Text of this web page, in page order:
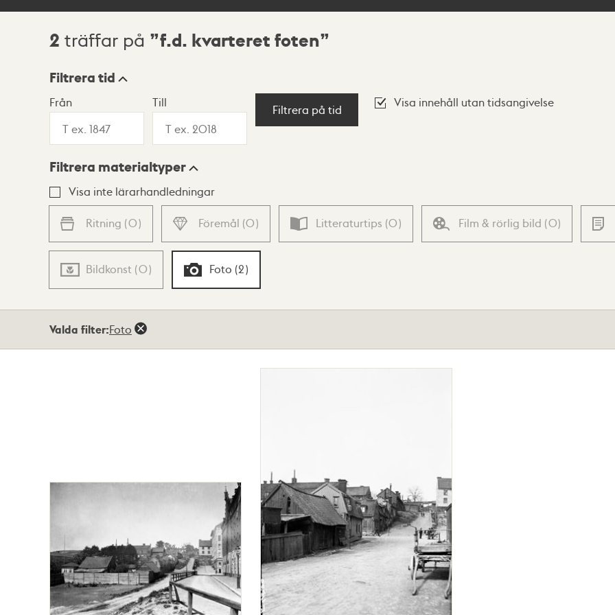
Sökresultat
2 träffar på f.d. kvarteret foten
Visningsläge
Lista Karta
Filtrera tid
Från Till
Filtrera på tid
Visa innehåll utan tidsangivelse
Filtrera materialtyper
Visa inte lärarhandledningar
Ritning (0) Föremål (0) Litteraturtips (0) Film & rörlig bild (0)
Bildkonst (0) Foto (2)
Valda filter:Foto